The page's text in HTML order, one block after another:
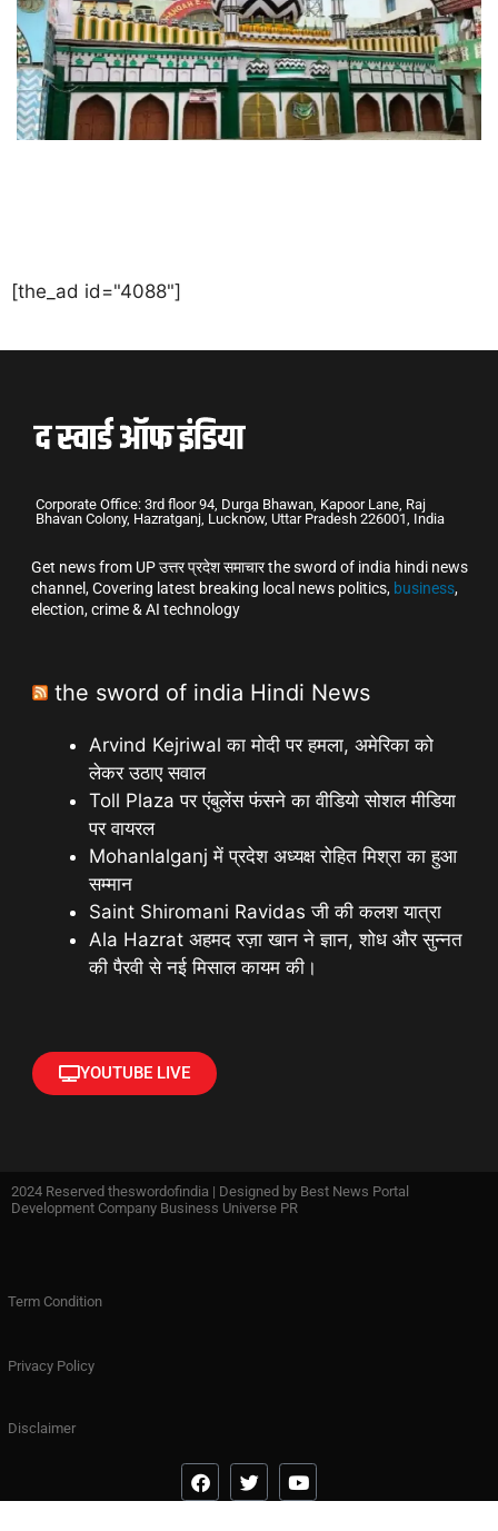
[the_ad id="4088"]
Corporate Office: 3rd floor 94, Durga Bhawan, Kapoor Lane, Raj
Bhavan Colony, Hazratganj, Lucknow, Uttar Pradesh 226001, India
Get news from UP उत्तर प्रदेश समाचार the sword of india hindi news
channel, Covering latest breaking local news politics, business,
election, crime & AI technology
the sword of india Hindi News
Arvind Kejriwal का मोदी पर हमला, अमेरिका को
लेकर उठाए सवाल
Toll Plaza पर एंबुलेंस फंसने का वीडियो सोशल मीडिया
पर वायरल
Mohanlalganj में प्रदेश अध्यक्ष रोहित मिश्रा का हुआ
सम्मान
Saint Shiromani Ravidas जी की कलश यात्रा
Ala Hazrat अहमद रज़ा खान ने ज्ञान, शोध और सुन्नत
की पैरवी से नई मिसाल कायम की।
YOUTUBE LIVE
2024 Reserved theswordofindia | Designed by Best News Portal
Development Company Business Universe PR
Term Condition
Privacy Policy
Disclaimer